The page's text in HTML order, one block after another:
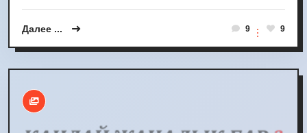
Далее ... 9 9